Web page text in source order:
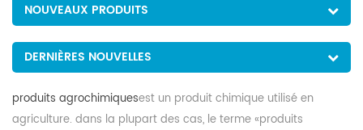
NOUVEAUX PRODUITS
DERNIÈRES NOUVELLES
produits agrochimiquesest un produit chimique utilisé en
agriculture. dans la plupart des cas, le terme «produits